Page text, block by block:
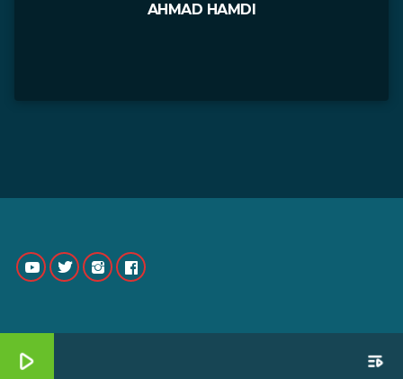
AHMAD HAMDI
play_arrow playlist_play